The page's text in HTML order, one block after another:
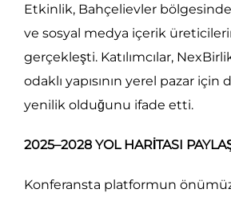
Etkinlik, Bahçelievler
ve sosyal medya içerik
gerçekleşti. Katılımcılar,
odaklı yapısının yerel pazar
yenilik olduğunu ifade etti.
2025–2028 YOL HARİTASI
Konferansta platformun